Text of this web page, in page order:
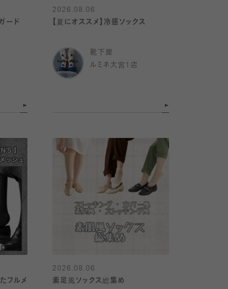
ード
2026.08.06
【夏にオススメ】冷感ソックス
靴下屋
ルミネ大宮1店
フルメ
2026.08.06
素足風ソックス総集め